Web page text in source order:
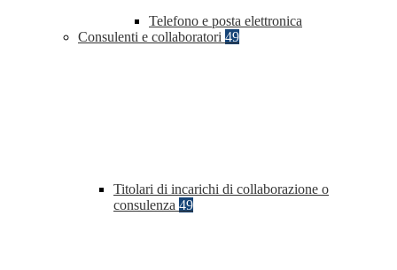
Telefono e posta elettronica
Consulenti e collaboratori 49
Titolari di incarichi di collaborazione o
consulenza 49